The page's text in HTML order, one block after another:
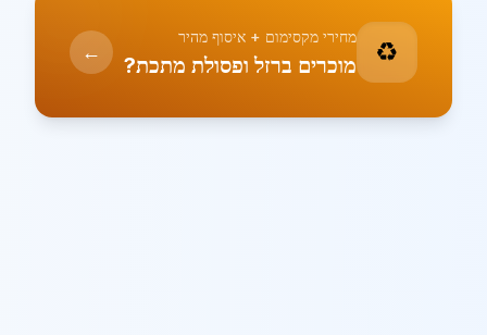
♻️ מחירי מקסימום + איסוף מהיר
מוכרים ברזל ופסולת מתכת? ←